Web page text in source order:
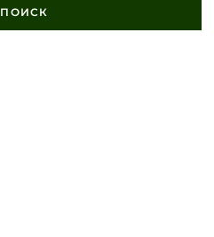
ПОИСК